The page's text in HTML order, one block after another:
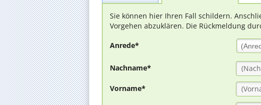
Sie können hier Ihren Fall schildern.
Vorgehen abzuklären. Die Rückmeldung
Anrede*
Nachname*
Vorname*